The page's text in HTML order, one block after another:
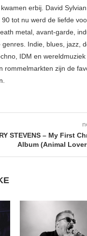
erbij. David
tot nu werd de liefde
metal, avant-garde,
Indie, blues, jazz,
IDM en wereldmuziek
rommelmarkten zijn de
STEVENS – My First
Album (Animal